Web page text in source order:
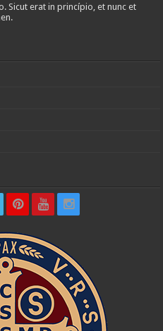
Sicut erat in princípio, et nunc et